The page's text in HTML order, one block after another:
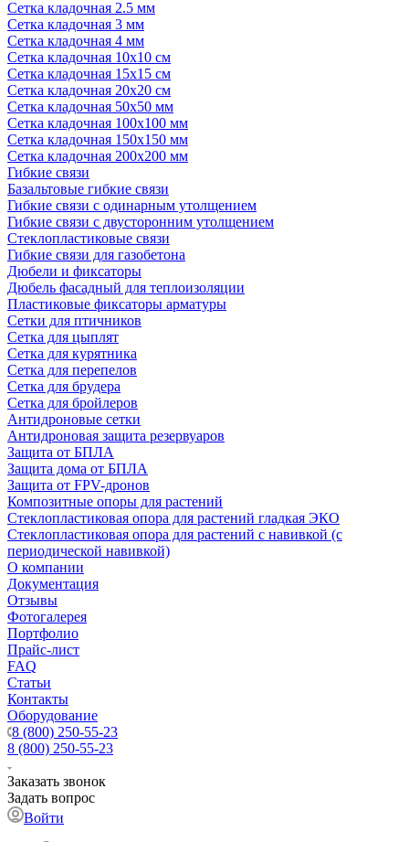
Сетка кладочная 2.5 мм
Сетка кладочная 3 мм
Сетка кладочная 4 мм
Сетка кладочная 10x10 см
Сетка кладочная 15x15 см
Сетка кладочная 20x20 см
Сетка кладочная 50x50 мм
Сетка кладочная 100x100 мм
Сетка кладочная 150x150 мм
Сетка кладочная 200x200 мм
Гибкие связи
Базальтовые гибкие связи
Гибкие связи с одинарным утолщением
Гибкие связи с двусторонним утолщением
Стеклопластиковые связи
Гибкие связи для газобетона
Дюбели и фиксаторы
Дюбель фасадный для теплоизоляции
Пластиковые фиксаторы арматуры
Сетки для птичников
Сетка для цыплят
Сетка для курятника
Сетка для перепелов
Сетка для брудера
Сетка для бройлеров
Антидроновые сетки
Антидроновая защита резервуаров
Защита от БПЛА
Защита дома от БПЛА
Защита от FPV-дронов
Композитные опоры для растений
Стеклопластиковая опора для растений гладкая ЭКО
Стеклопластиковая опора для растений с навивкой (с
периодической навивкой)
О компании
Документация
Отзывы
Фотогалерея
Портфолио
Прайс-лист
FAQ
Статьи
Контакты
Оборудование
8 (800) 250-55-23
8 (800) 250-55-23
Заказать звонок
Задать вопрос
Войти